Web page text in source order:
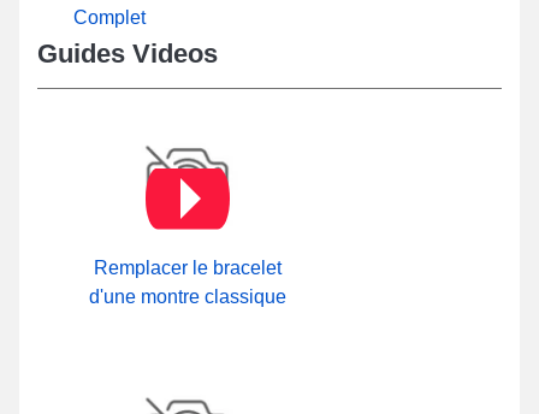
Complet
Guides Videos
Remplacer le bracelet
d'une montre classique